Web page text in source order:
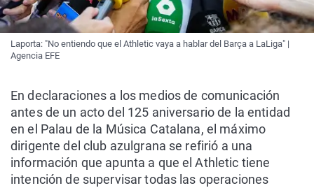
Laporta: "No entiendo que el Athletic vaya a hablar del Barça a LaLiga" |
Agencia EFE
En declaraciones a los medios de comunicación
antes de un acto del 125 aniversario de la entidad
en el Palau de la Música Catalana, el máximo
dirigente del club azulgrana se refirió a una
información que apunta a que el Athletic tiene
intención de supervisar todas las operaciones